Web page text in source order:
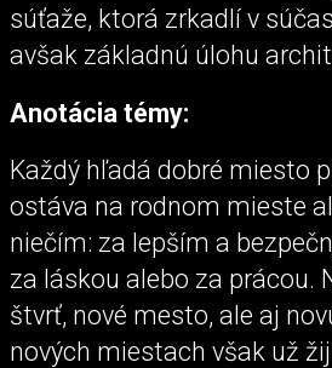
súťaže, ktorá zrkadlí v
avšak základnú úlohu
Anotácia témy:
Každý hľadá dobré miesto
ostáva na rodnom mieste
niečím: za lepším a
za láskou alebo za prácou.
štvrť, nové mesto, ale aj
nových miestach však už